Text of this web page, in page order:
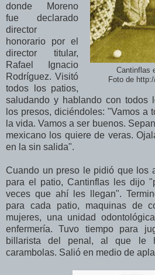
Cantinflas
Foto de
donde Moreno
fue declarado
director
honorario por el
director titular,
Rafael Ignacio
Rodríguez. Visitó
todos los patios,
saludando y hablando con todos
los presos, diciéndoles: "Vamos a
la vida. Vamos a ser buenos.
mexicano los quiere de veras.
en la sin salida".
Cuando un preso le pidió que los
para el patio, Cantinflas les dijo
veces que ahí les llegan".
para cada patio, maquinas de
mujeres, una unidad
enfermería. Tuvo tiempo para
billarista del penal, al que le
carambolas. Salió en medio de